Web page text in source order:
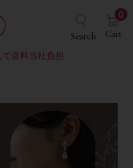
Search Cart
0
送料当社負担